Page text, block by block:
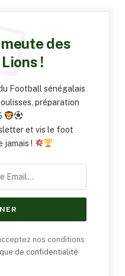
des
!
Football sénégalais
préparation
et vis le foot
jamais !
nos conditions
de confidentialité